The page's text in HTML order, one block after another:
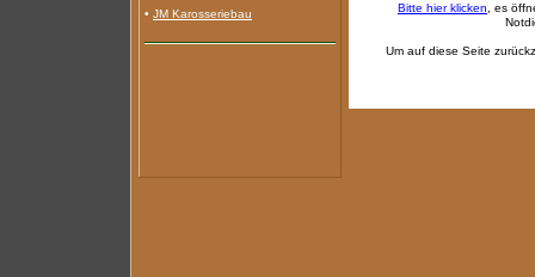
• JM Karosseriebau Bitte hier klicken , es
Um auf diese Seite